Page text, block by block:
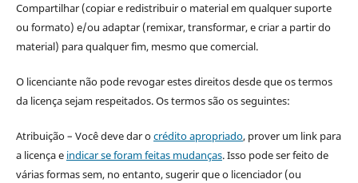
Compartilhar (copiar e redistribuir o material em qualquer suporte
ou formato) e/ou adaptar (remixar, transformar, e criar a partir do
material) para qualquer fim, mesmo que comercial.
O licenciante não pode revogar estes direitos desde que os termos
da licença sejam respeitados. Os termos são os seguintes:
Atribuição – Você deve dar ocrédito apropriado, prover um link para
a licença e indicar se foram feitas mudanças. Isso pode ser feito de
várias formas sem, no entanto, sugerir que o licenciador (ou